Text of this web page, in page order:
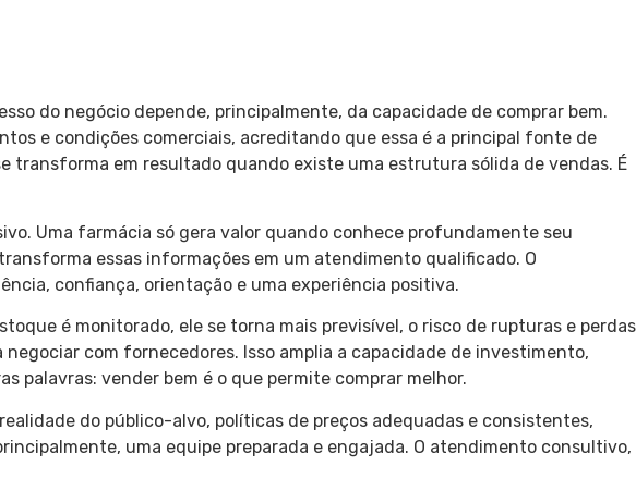
do negócio depende, principalmente, da capacidade de comprar bem.
e condições comerciais, acreditando que essa é a principal fonte de
transforma em resultado quando existe uma estrutura sólida de vendas. É
Uma farmácia só gera valor quando conhece profundamente seu
essas informações em um atendimento qualificado. O
confiança, orientação e uma experiência positiva.
é monitorado, ele se torna mais previsível, o risco de rupturas e perdas
com fornecedores. Isso amplia a capacidade de investimento,
palavras: vender bem é o que permite comprar melhor.
do público-alvo, políticas de preços adequadas e consistentes,
uma equipe preparada e engajada. O atendimento consultivo,